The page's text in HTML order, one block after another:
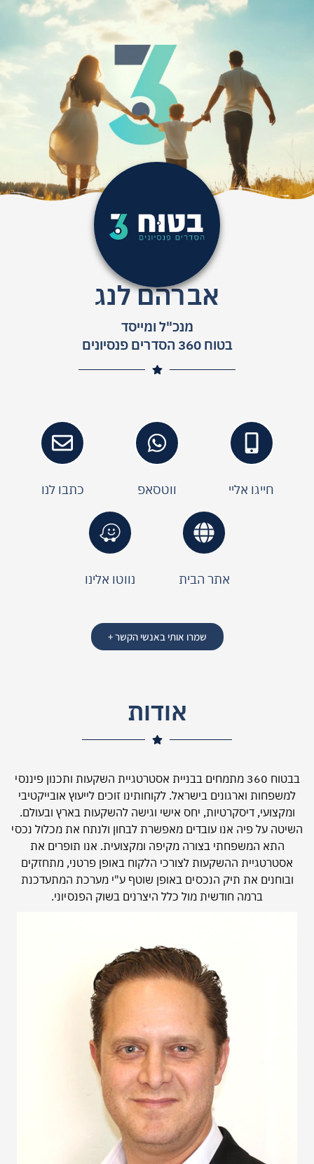
אברהם לנג
מנכ"ל ומייסד
בטוח 360 הסדרים פנסיונים
חייגו אליי ווטסאפ כתבו לנו
אתר הבית נווטו אלינו
שמרו אותי באנשי הקשר +
אודות
בבטוח 360 מתמחים בבניית אסטרטגיית השקעות ותכנון פיננסי
למשפחות וארגונים בישראל. לקוחותינו זוכים לייעוץ אובייקטיבי
ומקצועי, דיסקרטיות, יחס אישי וגישה להשקעות בארץ ובעולם.
השיטה על פיה אנו עובדים מאפשרת לבחון ולנתח את מכלול נכסי
התא המשפחתי בצורה מקיפה ומקצועית. אנו תופרים את
אסטרטגיית ההשקעות לצורכי הלקוח באופן פרטני, מתחזקים
ובוחנים את תיק הנכסים באופן שוטף ע"י מערכת המתעדכנת
ברמה חודשית מול כלל היצרנים בשוק הפנסיוני.